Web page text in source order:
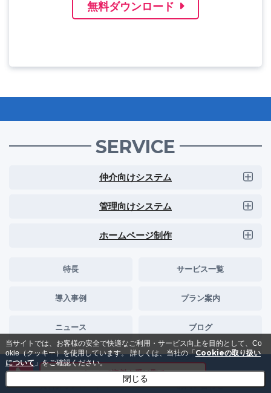
無料ダウンロード
メールで資料を受け取る
SERVICE
仲介向けシステム
管理向けシステム
ホームページ制作
特長 サービス一覧
導入事例 プラン案内
ニュース ブログ
開業・独立向け 販売パートナー
資料ダウンロード お問い合わせ
当サイトでは、お客様の安全で快適なご利用・サービス向上を目的として、Co
okie（クッキー）を使用しています。詳しくは、当社の「Cookieの取り扱い
について 」をご確認ください。
閉じる